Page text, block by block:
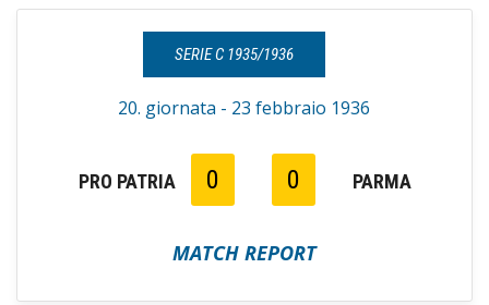
SERIE C 1935/1936
20. giornata - 23 febbraio 1936
PRO PATRIA 0 0 PARMA
MATCH REPORT